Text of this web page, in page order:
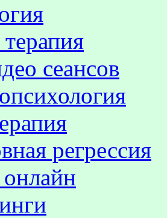
сеансов
регрессия